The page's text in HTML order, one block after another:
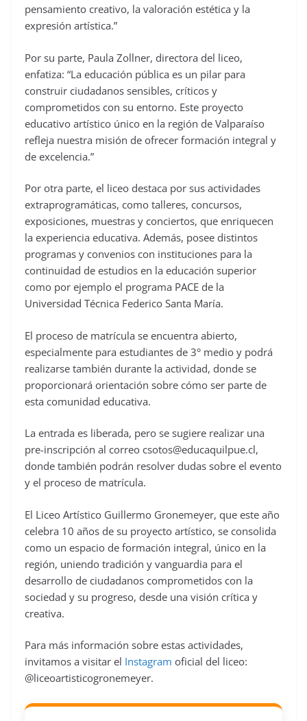
pensamiento creativo, la valoración estética y la
expresión artística.”
Por su parte, Paula Zollner, directora del liceo,
enfatiza: “La educación pública es un pilar para
construir ciudadanos sensibles, críticos y
comprometidos con su entorno. Este proyecto
educativo artístico único en la región de Valparaíso
refleja nuestra misión de ofrecer formación integral y
de excelencia.”
Por otra parte, el liceo destaca por sus actividades
extraprogramáticas, como talleres, concursos,
exposiciones, muestras y conciertos, que enriquecen
la experiencia educativa. Además, posee distintos
programas y convenios con instituciones para la
continuidad de estudios en la educación superior
como por ejemplo el programa PACE de la
Universidad Técnica Federico Santa María.
El proceso de matrícula se encuentra abierto,
especialmente para estudiantes de 3° medio y podrá
realizarse también durante la actividad, donde se
proporcionará orientación sobre cómo ser parte de
esta comunidad educativa.
La entrada es liberada, pero se sugiere realizar una
pre-inscripción al correo csotos@educaquilpue.cl,
donde también podrán resolver dudas sobre el evento
y el proceso de matrícula.
El Liceo Artístico Guillermo Gronemeyer, que este año
celebra 10 años de su proyecto artístico, se consolida
como un espacio de formación integral, único en la
región, uniendo tradición y vanguardia para el
desarrollo de ciudadanos comprometidos con la
sociedad y su progreso, desde una visión crítica y
creativa.
Para más información sobre estas actividades,
invitamos a visitar el Instagram oficial del liceo:
@liceoartisticogronemeyer.